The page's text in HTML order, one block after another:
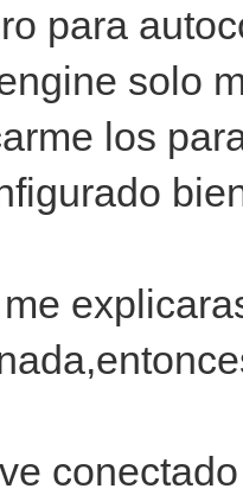
para
solo
los